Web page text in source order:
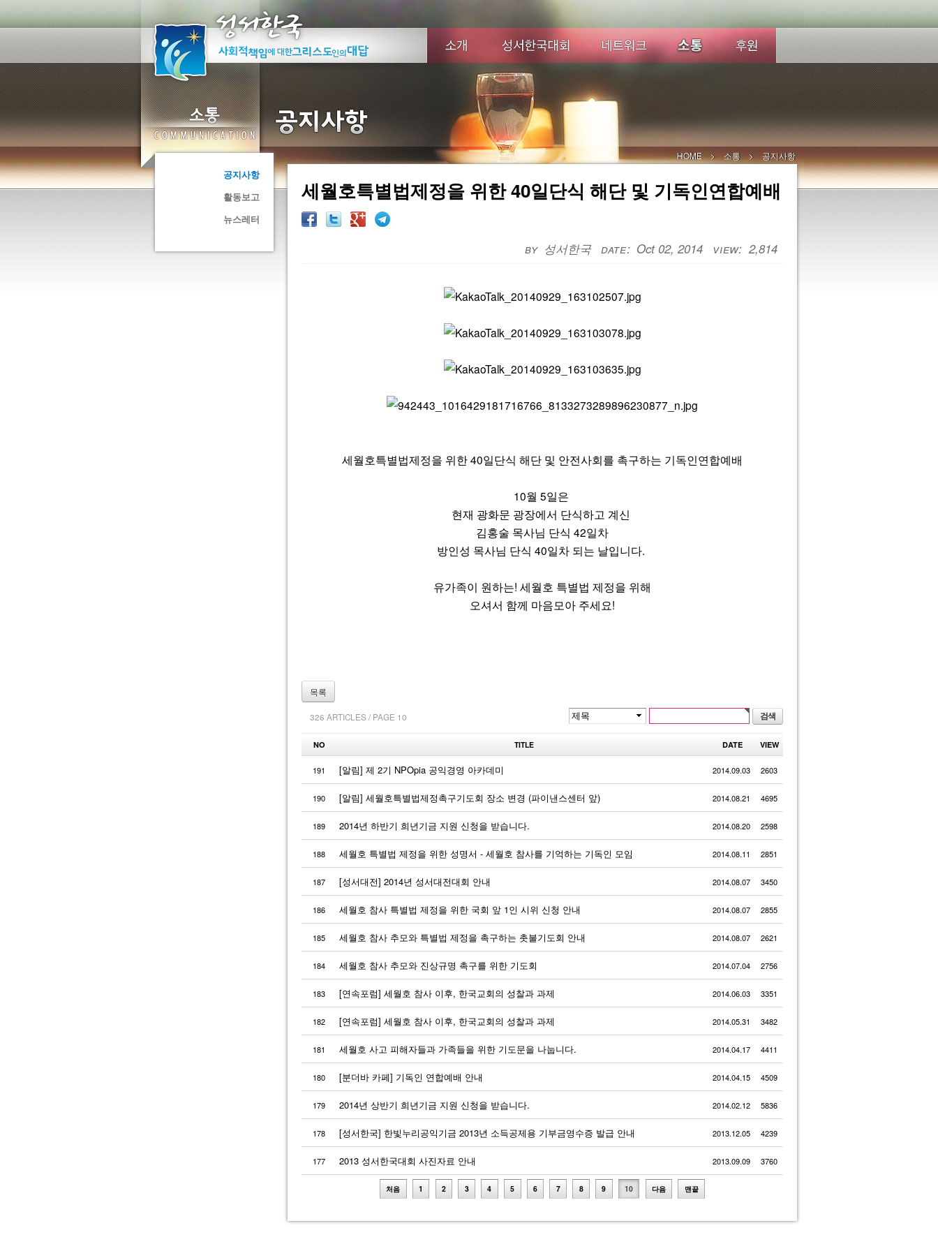
공지사항
활동보고
뉴스레터
HOME 소통 공지사항
세월호특별법제정을 위한 40일단식 해단 및 기독인연합예배
성서한국 Oct 02, 2014 2,814
세월호특별법제정을 위한 40일단식 해단 및 안전사회를 촉구하는 기독인연합예배
10월 5일은
현재 광화문 광장에서 단식하고 계신
김홍술 목사님 단식 42일차
방인성 목사님 단식 40일차 되는 날입니다.
유가족이 원하는! 세월호 특별법 제정을 위해
오셔서 함께 마음모아 주세요!
목록
326 ARTICLES / PAGE 10
NO TITLE DATE VIEW
191 [알림] 제 2기 NPOpia 공익경영 아카데미 2014.09.03 2603
190 [알림] 세월호특별법제정촉구기도회 장소 변경 (파이낸스센터 앞) 2014.08.21 4695
189 2014년 하반기 희년기금 지원 신청을 받습니다. 2014.08.20 2598
188 세월호 특별법 제정을 위한 성명서 - 세월호 참사를 기억하는 기독인 모임 2014.08.11 2851
187 [성서대전] 2014년 성서대전대회 안내 2014.08.07 3450
186 세월호 참사 특별법 제정을 위한 국회 앞 1인 시위 신청 안내 2014.08.07 2855
185 세월호 참사 추모와 특별법 제정을 촉구하는 촛불기도회 안내 2014.08.07 2621
184 세월호 참사 추모와 진상규명 촉구를 위한 기도회 2014.07.04 2756
183 [연속포럼] 세월호 참사 이후, 한국교회의 성찰과 과제 2014.06.03 3351
182 [연속포럼] 세월호 참사 이후, 한국교회의 성찰과 과제 2014.05.31 3482
181 세월호 사고 피해자들과 가족들을 위한 기도문을 나눕니다. 2014.04.17 4411
180 [분더바 카페] 기독인 연합예배 안내 2014.04.15 4509
179 2014년 상반기 희년기금 지원 신청을 받습니다. 2014.02.12 5836
178 [성서한국] 한빛누리공익기금 2013년 소득공제용 기부금영수증 발급 안내 2013.12.05 4239
177 2013 성서한국대회 사진자료 안내 2013.09.09 3760
처음 1 2 3 4 5 6 7 8 9 10 다음 맨끝